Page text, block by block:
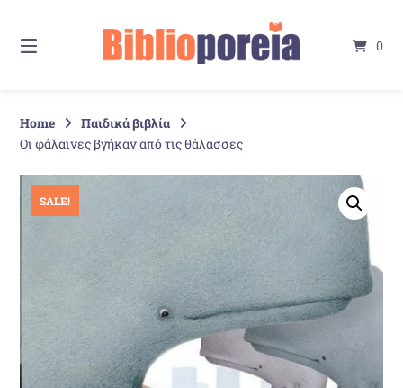
Inhalt
0
Home
Παιδικά βιβλία
Οι φάλαινες βγήκαν από τις θάλασσες
SALE!